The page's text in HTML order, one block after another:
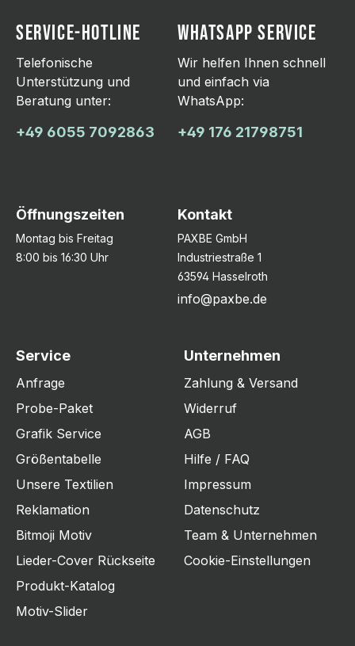
SERVICE-HOTLINE
Telefonische
Unterstützung und
Beratung unter:
+49 6055 7092863
WHATSAPP SERVICE
Wir helfen Ihnen schnell
und einfach via
WhatsApp:
+49 176 21798751
Öffnungszeiten
Montag bis Freitag
8:00 bis 16:30 Uhr
Kontakt
PAXBE GmbH
Industriestraße 1
63594 Hasselroth
info@paxbe.de
Service
Anfrage
Probe-Paket
Grafik Service
Größentabelle
Unsere Textilien
Reklamation
Bitmoji Motiv
Lieder-Cover Rückseite
Produkt-Katalog
Motiv-Slider
Unternehmen
Zahlung & Versand
Widerruf
AGB
Hilfe / FAQ
Impressum
Datenschutz
Team & Unternehmen
Cookie-Einstellungen